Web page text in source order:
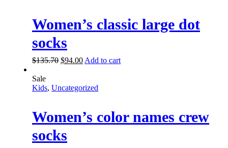
Women’s classic large dot
socks
$135.70 $94.00 Add to cart
Sale
Kids, Uncategorized
Women’s color names crew
socks